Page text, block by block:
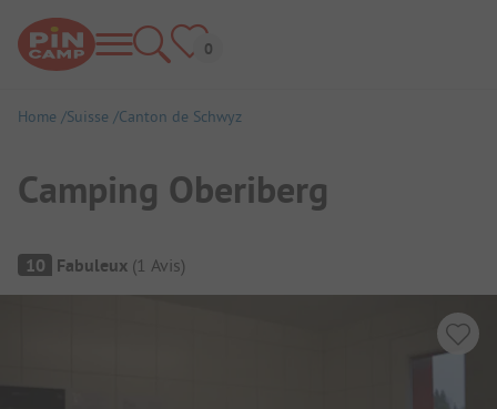
Home Suisse Canton de Schwyz
Camping Oberiberg
Aperçu du camping
10 Fabuleux (1 Avis)